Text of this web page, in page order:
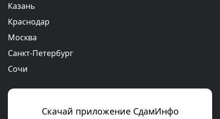
Казань
Краснодар
Москва
Санкт-Петербург
Сочи
Скачай приложение СдамИнфо